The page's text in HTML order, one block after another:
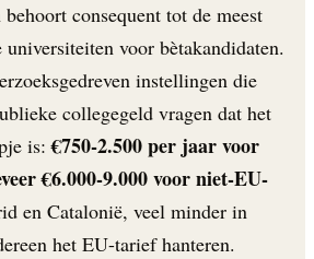
consequent tot de meest
voor bètakandidaten.
instellingen die
collegegeld vragen dat het
is:€750-2.500 per jaar voor
€6.000-9.000 voor niet-EU-
en Catalonië, veel minder in
het EU-tarief hanteren.